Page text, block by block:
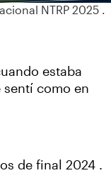
NTRP 2025 .
estaba
sentí como en
de final 2024 .